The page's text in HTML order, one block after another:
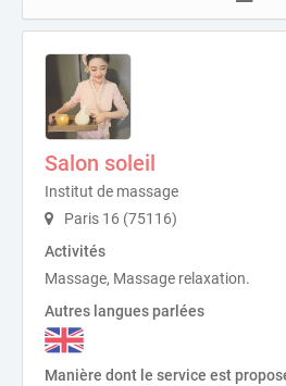
Salon soleil
Institut de massage
Paris 16 (75116)
Activités
Massage, Massage relaxation.
Autres langues parlées
Manière dont le service est